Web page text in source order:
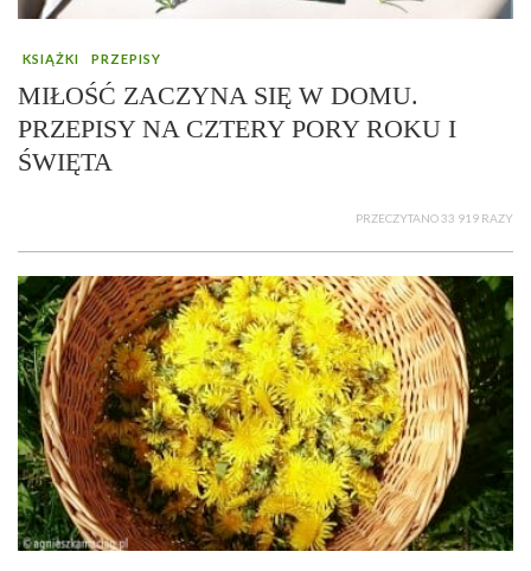
KSIĄŻKI PRZEPISY
MIŁOŚĆ ZACZYNA SIĘ W DOMU.
PRZEPISY NA CZTERY PORY ROKU I
ŚWIĘTA
PRZECZYTANO 33 919 RAZY